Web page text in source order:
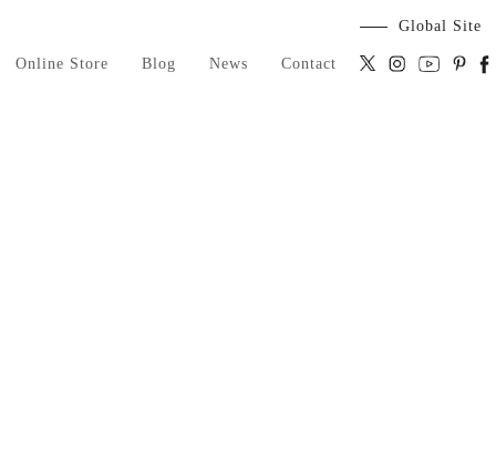
Online Store Blog News Contact
Global Site